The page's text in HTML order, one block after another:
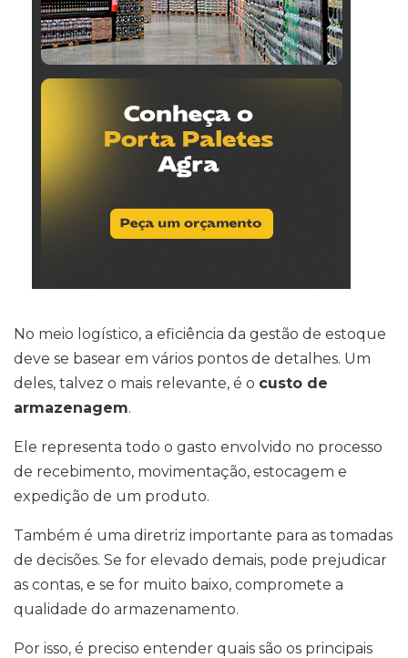
No meio logístico, a eficiência da gestão de estoque
deve se basear em vários pontos de detalhes. Um
deles, talvez o mais relevante, é o custo de
armazenagem.
Ele representa todo o gasto envolvido no processo
de recebimento, movimentação, estocagem e
expedição de um produto.
Também é uma diretriz importante para as tomadas
de decisões. Se for elevado demais, pode prejudicar
as contas, e se for muito baixo, compromete a
qualidade do armazenamento.
Por isso, é preciso entender quais são os principais